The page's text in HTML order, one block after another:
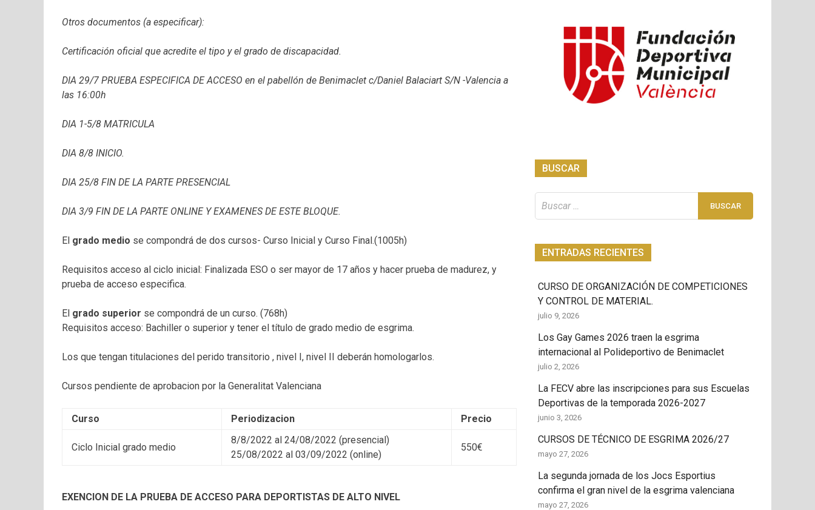
Otros documentos (a especificar):
Certificación oficial que acredite el tipo y el grado de discapacidad.
DIA 29/7 PRUEBA ESPECIFICA DE ACCESO en el pabellón de Benimaclet c/Daniel Balaciart S/N -Valencia a
las 16:00h
DIA 1-5/8 MATRICULA
DIA 8/8 INICIO.
DIA 25/8 FIN DE LA PARTE PRESENCIAL
DIA 3/9 FIN DE LA PARTE ONLINE Y EXAMENES DE ESTE BLOQUE.
El grado medio se compondrá de dos cursos- Curso Inicial y Curso Final.(1005h)
Requisitos acceso al ciclo inicial: Finalizada ESO o ser mayor de 17 años y hacer prueba de madurez, y
prueba de acceso especifica.
El grado superior se compondrá de un curso. (768h)
Requisitos acceso: Bachiller o superior y tener el título de grado medio de esgrima.
Los que tengan titulaciones del perido transitorio , nivel I, nivel II deberán homologarlos.
Cursos pendiente de aprobacion por la Generalitat Valenciana
Curso Periodizacion Precio
Ciclo Inicial grado medio
8/8/2022 al 24/08/2022 (presencial)
25/08/2022 al 03/09/2022 (online)
550€
EXENCION DE LA PRUEBA DE ACCESO PARA DEPORTISTAS DE ALTO NIVEL
BUSCAR
ENTRADAS RECIENTES
CURSO DE ORGANIZACIÓN DE COMPETICIONES
Y CONTROL DE MATERIAL.
julio 9, 2026
Los Gay Games 2026 traen la esgrima
internacional al Polideportivo de Benimaclet
julio 2, 2026
La FECV abre las inscripciones para sus Escuelas
Deportivas de la temporada 2026-2027
junio 3, 2026
CURSOS DE TÉCNICO DE ESGRIMA 2026/27
mayo 27, 2026
La segunda jornada de los Jocs Esportius
confirma el gran nivel de la esgrima valenciana
mayo 27, 2026